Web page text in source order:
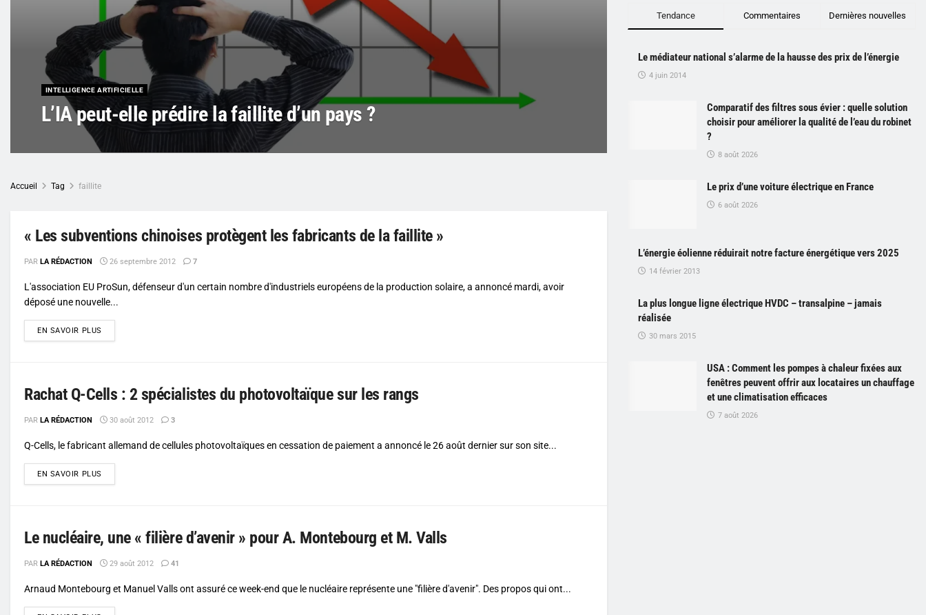
INTELLIGENCE ARTIFICIELLE
L’IA peut-elle prédire la faillite d’un pays ?
Accueil Tag faillite
« Les subventions chinoises protègent les fabricants de la faillite »
PAR LA RÉDACTION 26 septembre 2012 7
L'association EU ProSun, défenseur d'un certain nombre d'industriels européens de la production solaire, a annoncé mardi, avoir
déposé une nouvelle...
EN SAVOIR PLUS
Rachat Q-Cells : 2 spécialistes du photovoltaïque sur les rangs
PAR LA RÉDACTION 30 août 2012 3
Q-Cells, le fabricant allemand de cellules photovoltaïques en cessation de paiement a annoncé le 26 août dernier sur son site...
EN SAVOIR PLUS
Le nucléaire, une « filière d’avenir » pour A. Montebourg et M. Valls
PAR LA RÉDACTION 29 août 2012 41
Arnaud Montebourg et Manuel Valls ont assuré ce week-end que le nucléaire représente une "filière d'avenir". Des propos qui ont...
Tendance Commentaires Dernières nouvelles
Le médiateur national s’alarme de la hausse des prix de l’énergie
4 juin 2014
Comparatif des filtres sous évier : quelle solution
choisir pour améliorer la qualité de l’eau du robinet
?
8 août 2026
Le prix d’une voiture électrique en France
6 août 2026
L’énergie éolienne réduirait notre facture énergétique vers 2025
14 février 2013
La plus longue ligne électrique HVDC – transalpine – jamais
réalisée
30 mars 2015
USA : Comment les pompes à chaleur fixées aux
fenêtres peuvent offrir aux locataires un chauffage
et une climatisation efficaces
7 août 2026